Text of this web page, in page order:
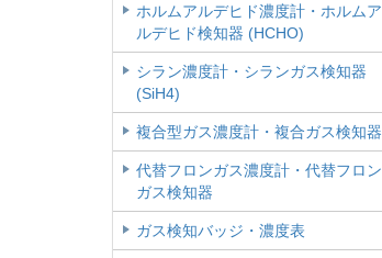
ホルムアルデヒド濃度計・ホルムア
ルデヒド検知器 (HCHO)
シラン濃度計・シランガス検知器
(SiH4)
複合型ガス濃度計・複合ガス検知器
代替フロンガス濃度計・代替フロン
ガス検知器
ガス検知バッジ・濃度表